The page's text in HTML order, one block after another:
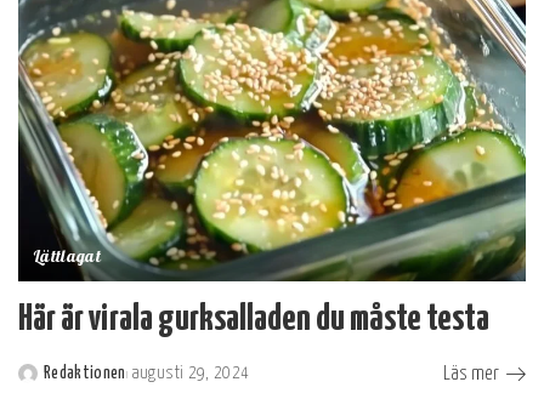
Lättlagat
Här är virala gurksalladen du måste testa
Redaktionen augusti 29, 2024 Läs mer